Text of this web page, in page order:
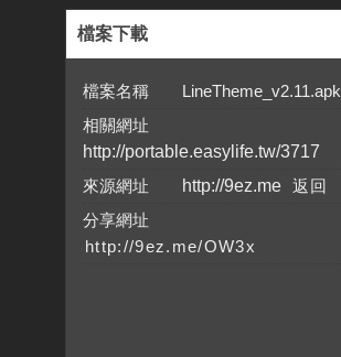
檔案下載
檔案名稱 LineTheme_v2.11.apk
相關網址
http://portable.easylife.tw/3717
來源網址
http://9ez.me
分享網址